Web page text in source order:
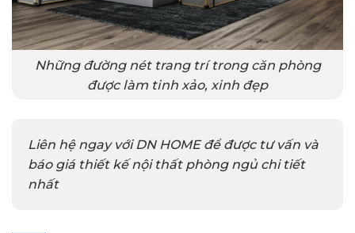
Những đường nét trang trí trong căn phòng
được làm tinh xảo, xinh đẹp
Liên hệ ngay với DN HOME để được tư vấn và
báo giá thiết kế nội thất phòng ngủ chi tiết
nhất